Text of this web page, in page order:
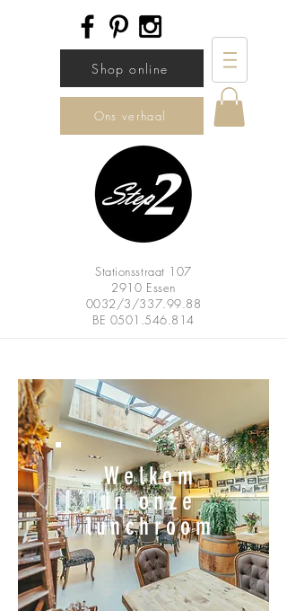
Shop online
Ons verhaal
Stationsstraat 107
2910 Essen
0032/3/337.99.88
BE 0501.546.814
Welkom
in onze
lunchroom